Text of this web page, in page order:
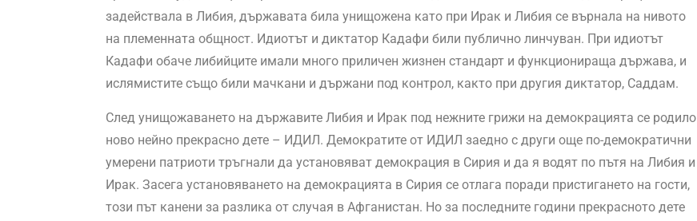
задействала в Либия, държавата била унищожена като при Ирак и Либия се върнала на нивото
на племенната общност. Идиотът и диктатор Кадафи били публично линчуван. При идиотът
Кадафи обаче либийците имали много приличен жизнен стандарт и функционираща държава, и
ислямистите също били мачкани и държани под контрол, както при другия диктатор, Саддам.
След унищожаването на държавите Либия и Ирак под нежните грижи на демокрацията се родило
ново нейно прекрасно дете – ИДИЛ. Демократите от ИДИЛ заедно с други още по-демократични
умерени патриоти тръгнали да установяват демокрация в Сирия и да я водят по пътя на Либия и
Ирак. Засега установяването на демокрацията в Сирия се отлага поради пристигането на гости,
този път канени за разлика от случая в Афганистан. Но за последните години прекрасното дете